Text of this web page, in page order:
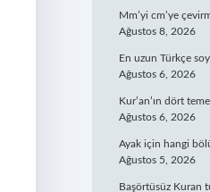
Mm’yi cm’ye
Ağustos 8, 2026
En uzun Türkçe
Ağustos 6, 2026
Kur’an’ın dört
Ağustos 6, 2026
Ayak için hangi
Ağustos 5, 2026
Başörtüsüz Kuran